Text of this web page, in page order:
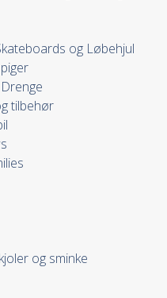
og Løbehjul
tilbehør
og sminke